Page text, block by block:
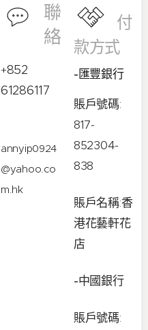
聯
絡
+852
61286117
annyip0924
@yahoo.co
m.hk
付
款方式
-匯豐銀行
賬戶號碼:
817-
852304-
838
賬戶名稱:香
港花藝軒花
店
-中國銀行
賬戶號碼: